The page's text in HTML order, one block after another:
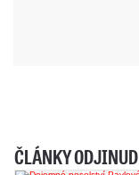
ČLÁNKY ODJINUD